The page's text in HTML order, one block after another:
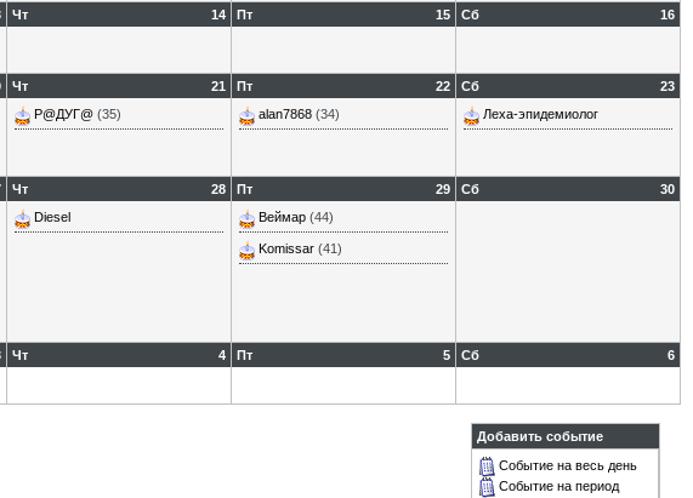
14
Чт 15
Пт 16
Сб
21
Чт
Р@ДУГ@ (35)
22
Пт
alan7868 (34)
23
Сб
Леха-эпидемиолог
28
Чт
Diesel
29
Пт
Веймар (44)
Komissar (41)
30
Сб
4
Чт 5
Пт 6
Сб
Добавить событие
Событие на весь день
Событие на период